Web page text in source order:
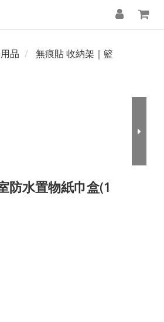
品 無痕貼 收納架｜籃
防水置物紙巾盒(1